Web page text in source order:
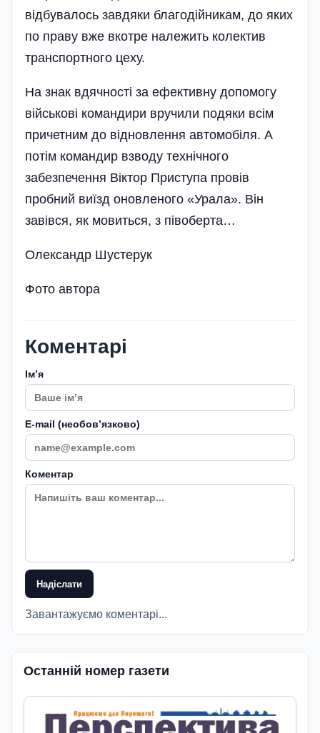
відбувалось завдяки благодійникам, до яких
по праву вже вкотре належить колектив
транспортного цеху.
На знак вдячності за ефективну допомогу
війсь­кові командири вручили подяки всім
причетним до відновлення автомобіля. А
потім командир взводу технічного
забезпечення Віктор Приступа провів
пробний виїзд оновленого «Урала». Він
завівся, як мовиться, з півоберта…
Олександр Шустерук
Фото автора
Коментарі
Імʼя
E-mail (необовʼязково)
Коментар
Надіслати
Завантажуємо коментарі...
Останній номер газети